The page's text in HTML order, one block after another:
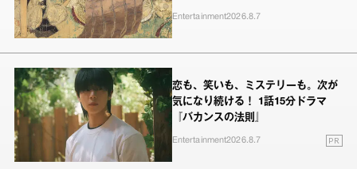
Entertainment2026.8.7
恋も、笑いも、ミステリーも。次が
気になり続ける！ 1話15分ドラマ
『バカンスの法則』
Entertainment2026.8.7 PR